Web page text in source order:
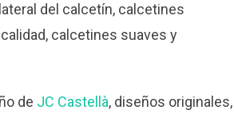
del calcetín, calcetines
calcetines suaves y
de JC Castellà, diseños originales,